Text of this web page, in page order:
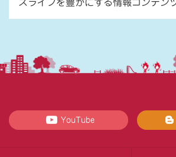
スライフを豊かにする情報コンテン
YouTube